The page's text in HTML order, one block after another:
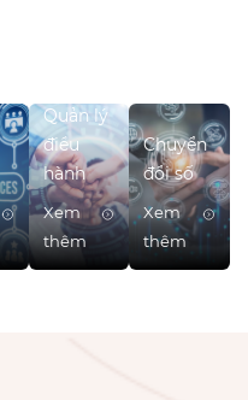
Quản lý
điều
hành
Xem
thêm
Chuyển
đổi số
Xem
thêm